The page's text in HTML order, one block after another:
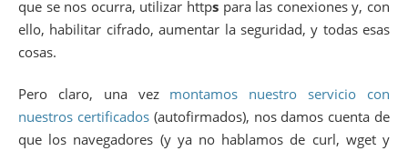
que se nos ocurra, utilizar https para las conexiones y, con
ello, habilitar cifrado, aumentar la seguridad, y todas esas
cosas.
Pero claro, una vez montamos nuestro servicio con
nuestros certificados(autofirmados), nos damos cuenta de
que los navegadores (y ya no hablamos de curl, wget y